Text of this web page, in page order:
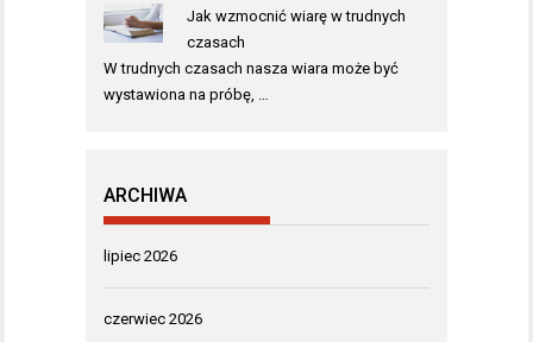
Jak wzmocnić wiarę w trudnych
czasach
W trudnych czasach nasza wiara może być
wystawiona na próbę, …
ARCHIWA
lipiec 2026
czerwiec 2026